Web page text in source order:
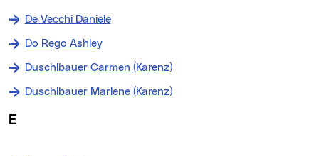
De Vecchi Daniele
Do Rego Ashley
Duschlbauer Carmen (Karenz)
Duschlbauer Marlene (Karenz)
E